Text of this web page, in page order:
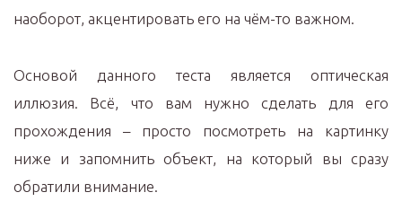
наоборот, акцентировать его на чём-то важном.
Основой данного теста является оптическая
иллюзия. Всё, что вам нужно сделать для его
прохождения – просто посмотреть на картинку
ниже и запомнить объект, на который вы сразу
обратили внимание.